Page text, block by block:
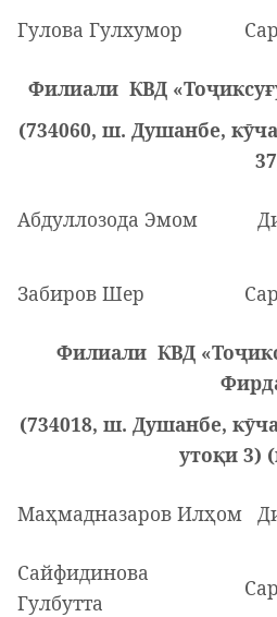
Гулова Гулхумор
Филиали КВД
(734060, ш. Душанбе,
Абдуллозода Эмом
Забиров Шер
Филиали КВД
(734018, ш. Душанбе,
утоқи 3)
Маҳмадназаров Илҳом
Сайфидинова
Гулбутта